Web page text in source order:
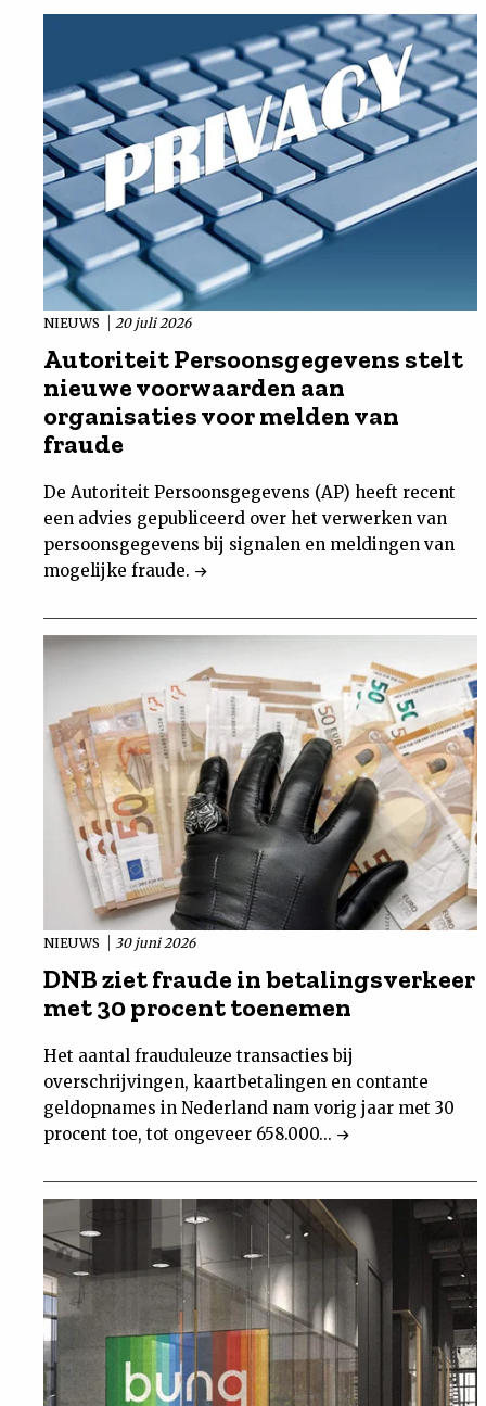
NIEUWS 20 juli 2026
Autoriteit Persoonsgegevens stelt
nieuwe voorwaarden aan
organisaties voor melden van
fraude
De Autoriteit Persoonsgegevens (AP) heeft recent
een advies gepubliceerd over het verwerken van
persoonsgegevens bij signalen en meldingen van
mogelijke fraude.
NIEUWS 30 juni 2026
DNB ziet fraude in betalingsverkeer
met 30 procent toenemen
Het aantal frauduleuze transacties bij
overschrijvingen, kaartbetalingen en contante
geldopnames in Nederland nam vorig jaar met 30
procent toe, tot ongeveer 658.000...